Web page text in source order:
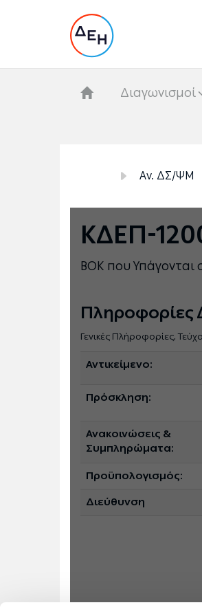
Διαγωνισμοί
Αν. ΔΣ/ΨΜ
ΚΔΕΠ-
ΒΟΚ που Υπάγονται
Πληροφορίες
Γενικές Πλήροφορίες,
Αντικείμενο:
Πρόσκληση:
Ανακοινώσεις &
Συμπληρώματα:
Προϋπολογισμός:
Διεύθυνση